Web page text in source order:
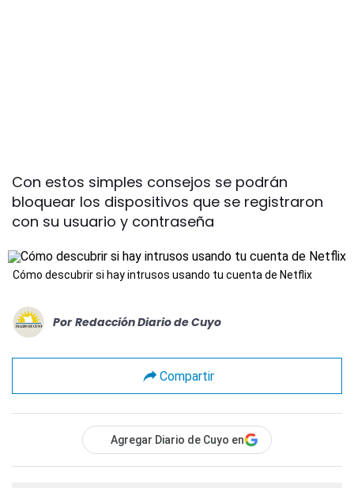
Con estos simples consejos se podrán
bloquear los dispositivos que se registraron
con su usuario y contraseña
Cómo descubrir si hay intrusos usando tu cuenta de Netflix
Por Redacción Diario de Cuyo
Compartir
Agregar Diario de Cuyo en